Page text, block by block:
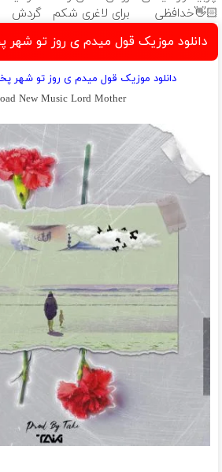
👋🏻خدافظی
همیشگی با
چاقی!خرید با
تخفیف
برای لاغری شکم
کردند
گردش
ثبت کن
دانلود موزیک قول میدم ی روز تو
دانلود موزیک قول میدم ی روز تو شهر
New Music Lord Mother